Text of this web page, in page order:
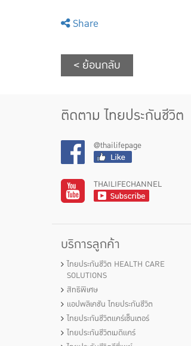
Share
< ย้อนกลับ
ติดตาม ไทยประกันชีวิต
@thailifepage
THAILIFECHANNEL
บริการลูกค้า
ไทยประกันชีวิต HEALTH CARE
SOLUTIONS
สิทธิพิเศษ
แอปพลิเคชัน ไทยประกันชีวิต
ไทยประกันชีวิตแคร์เซ็นเตอร์
ไทยประกันชีวิตเมดิแคร์